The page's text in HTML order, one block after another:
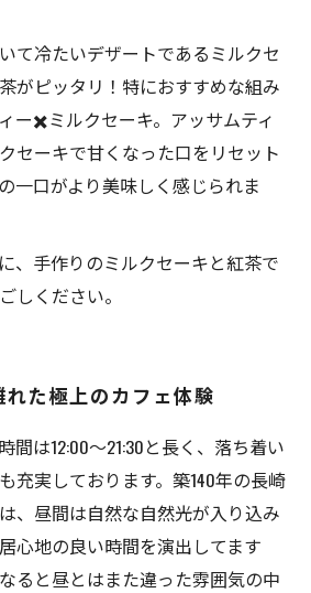
て冷たいデザートであるミルクセ
がピッタリ！特におすすめな組み
ー✖️ミルクセーキ。アッサムティ
セーキで甘くなった口をリセット
一口がより美味しく感じられま
、手作りのミルクセーキと紅茶で
しください。
た極上のカフェ体験
間は12:00〜21:30と長く、落ち着い
充実しております。築140年の長崎
、昼間は自然な自然光が入り込み
心地の良い時間を演出してます
ると昼とはまた違った雰囲気の中